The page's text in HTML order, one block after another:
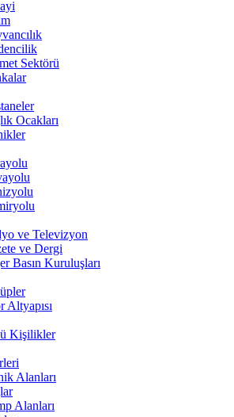
Sektörü
Ocakları
ve Televizyon
ve Dergi
Basın Kuruluşları
Altyapısı
Kişilikler
Alanları
Alanları